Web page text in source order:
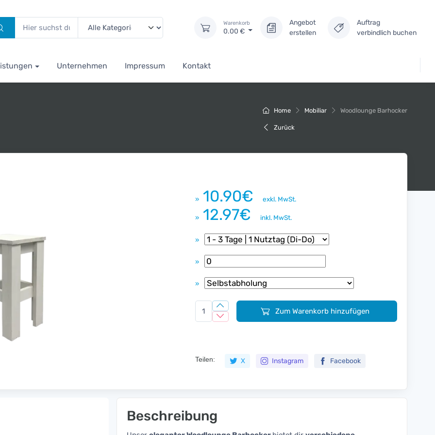
Warenkorb
0.00 €
Angebot
erstellen
Auftrag
verbindlich buchen
Unternehmen Impressum Kontakt
Home Mobiliar Woodlounge Barhocker
Zurück
» 10.90€ exkl. MwSt.
» 12.97€ inkl. MwSt.
»
»
»
Zum Warenkorb hinzufügen
Teilen: X Instagram Facebook
Beschreibung